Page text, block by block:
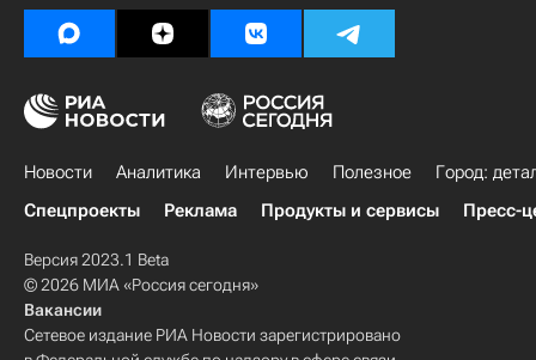
Новости Аналитика Интервью Полезное
Город:
Спецпроекты
Реклама Продукты и сервисы Пресс-
Версия 2023.1 Beta
© 2026 МИА «Россия сегодня»
Вакансии
Сетевое издание РИА Новости зарегистрировано